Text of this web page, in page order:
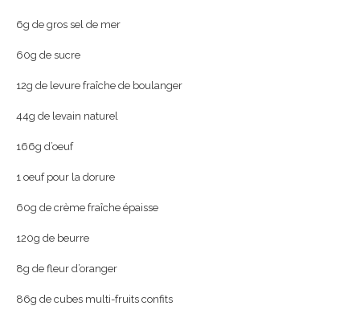
6g de gros sel de mer
60g de sucre
12g de levure fraîche de boulanger
44g de levain naturel
166g d’oeuf
1 oeuf pour la dorure
60g de crème fraîche épaisse
120g de beurre
8g de fleur d’oranger
86g de cubes multi-fruits confits